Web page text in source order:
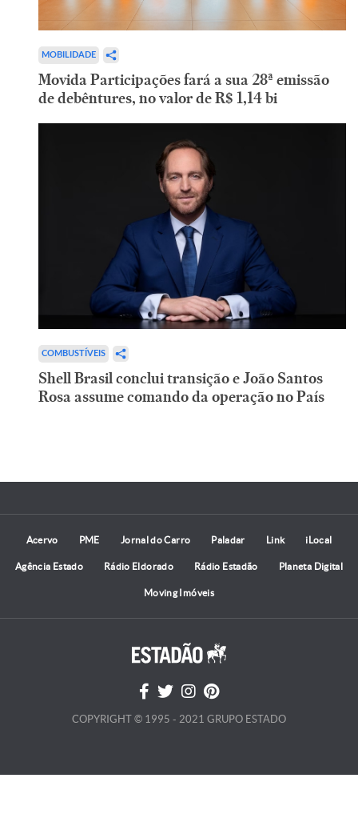
MOBILIDADE
Movida Participações fará a sua 28ª emissão
de debêntures, no valor de R$ 1,14 bi
COMBUSTÍVEIS
Shell Brasil conclui transição e João Santos
Rosa assume comando da operação no País
Acervo PME Jornal do Carro Paladar Link iLocal
Agência Estado Rádio Eldorado Rádio Estadão Planeta Digital
Moving Imóveis
COPYRIGHT © 1995 - 2021 GRUPO ESTADO